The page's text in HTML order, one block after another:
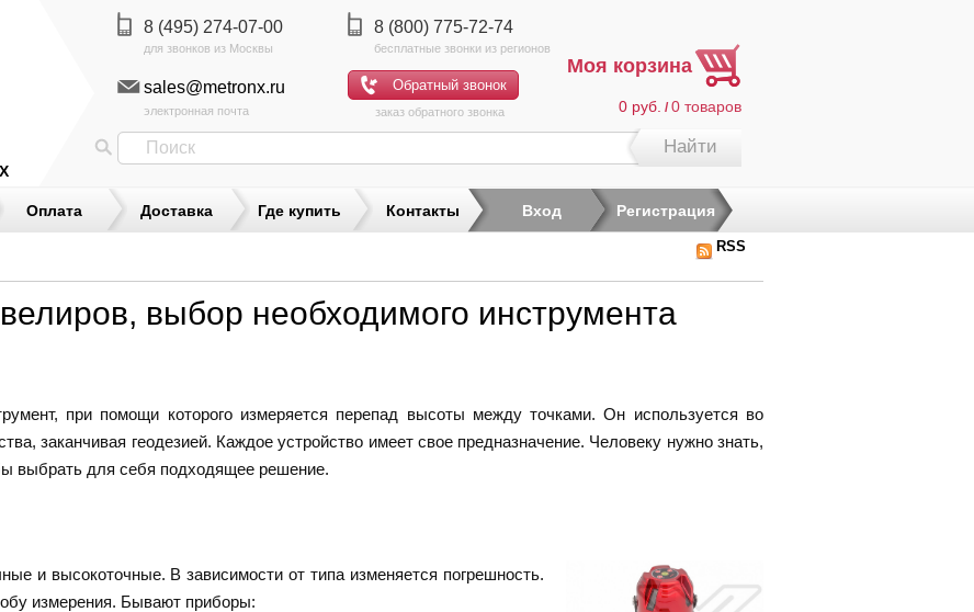
8 (495) 274-07-00 8 (800) 775-72-74
sales@metronx.ru
электронная почта заказ обратного звонка
Моя корзина
0 руб. /0 товаров
Найти
Оплата Доставка Где купить Контакты Вход Регистрация
RSS
выбор необходимого инструмента
при помощи которого измеряется перепад высоты между точками. Он используется во
заканчивая геодезией. Каждое устройство имеет свое предназначение. Человеку нужно знать,
выбрать для себя подходящее решение.
и высокоточные. В зависимости от типа изменяется погрешность.
измерения. Бывают приборы: